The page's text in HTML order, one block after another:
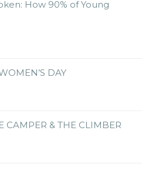
How 90% of Young
DAY
CAMPER & THE CLIMBER